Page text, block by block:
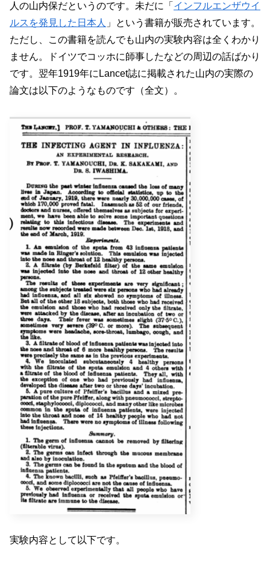
人の山内保だというのです。未だに「 インフルエンザウイ
ルスを発見した日本人 」という書籍が販売されています。
ただし、この書籍を読んでも山内の実験内容は全くわかり
ません。ドイツでコッホに師事したなどの周辺の話ばかり
です。翌年1919年にLancet誌に掲載された山内の実際の
論文は以下のようなものです（全文）。
実験内容として以下です。